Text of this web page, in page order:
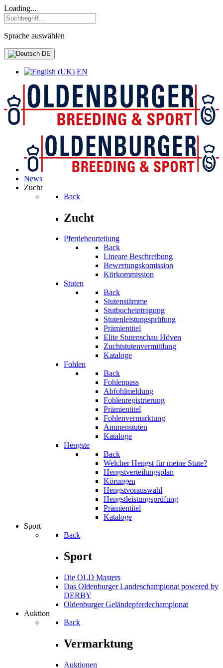
Loading...
Sprache auswählen
DE
EN
News
Zucht
Back
Zucht
Pferdebeurteilung
Back
Lineare Beschreibung
Bewertungskomission
Körkommission
Stuten
Back
Stutenstämme
Stutbucheintragung
Stutenleistungsprüfung
Prämientitel
Elite Stutenschau Höven
Zuchtstutenvermittlung
Kataloge
Fohlen
Back
Fohlenpass
Abfohlmeldung
Fohlenregistrierung
Prämientitel
Fohlenvermarktung
Ammenstuten
Kataloge
Hengste
Back
Welcher Hengst für meine Stute?
Hengstverteilungsplan
Körungen
Hengstvorauswahl
Hengstleistungsprüfung
Prämientitel
Kataloge
Sport
Back
Sport
Die OLD Masters
Das Oldenburger Landeschampionat powered by
DERBY
Oldenburger Geländepferde­championat
Auktion
Back
Vermarktung
Auktionen